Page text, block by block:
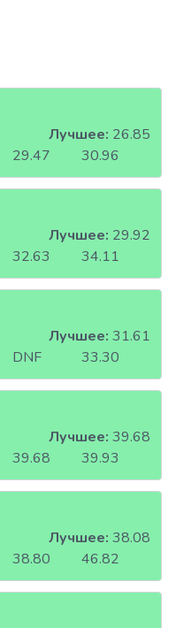
29.47 30.96
Лучшее: 26.85
32.63 34.11
Лучшее: 29.92
DNF 33.30
Лучшее: 31.61
39.68 39.93
Лучшее: 39.68
38.80 46.82
Лучшее: 38.08